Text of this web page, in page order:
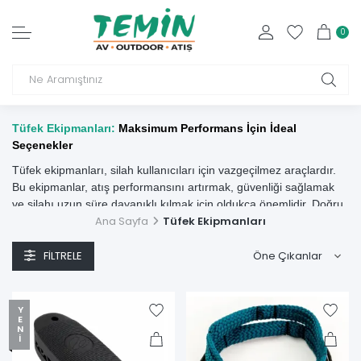
0
Tüfek Ekipmanları: Maksimum Performans İçin İdeal
Seçenekler
Tüfek ekipmanları, silah kullanıcıları için vazgeçilmez araçlardır.
Bu ekipmanlar, atış performansını artırmak, güvenliği sağlamak
ve silahı uzun süre dayanıklı kılmak için oldukça önemlidir. Doğru
ekipmanlar sayesinde, hedef alma ve isabet oranını
yaşayabilirsiniz. Ayrıca bu ekipmanlar, silahınızı kişiselleştirmenize
olanak tanır.
Ekipmanların doğru seçilmesi, avcılık ve spor atıcılığında başarıyı
belirleyen en önemli unsurlardan biridir. Örneğin, doğru dürbün
seçimi, hedefe daha net ve hızlı bir şekilde odaklanmanıza
yardımcı olurken, uygun bir kayış da uzun yürüyüşlerde tüfeğin
Ana Sayfa Tüfek Ekipmanları
FILTRELE
YENI